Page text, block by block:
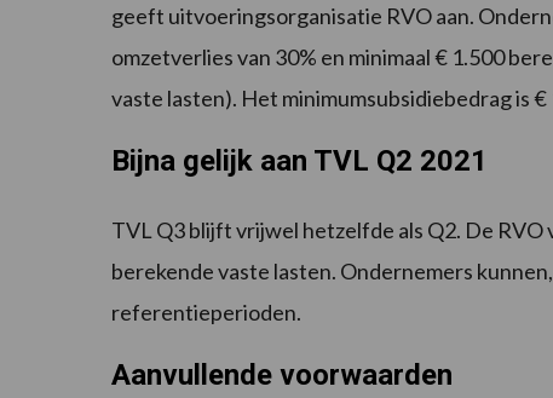
geeft uitvoeringsorganisatie RVO aan.
omzetverlies van 30% en minimaal € 1.500
vaste lasten). Het minimumsubsidiebedrag is €
Bijna gelijk aan TVL Q2 2021
TVL Q3 blijft vrijwel hetzelfde als Q2. De
berekende vaste lasten. Ondernemers
referentieperioden.
Aanvullende voorwaarden